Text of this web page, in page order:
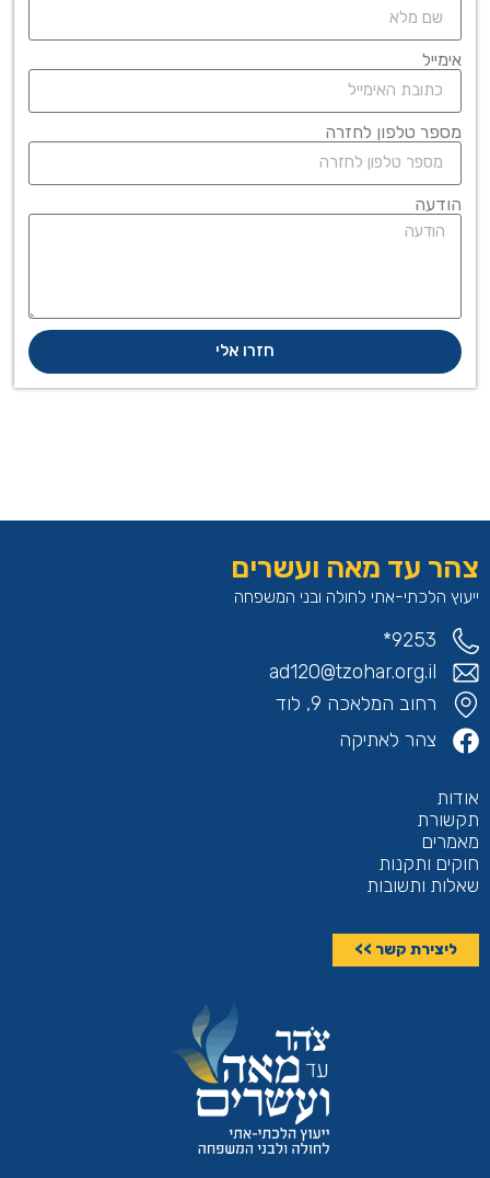
אימייל
מספר טלפון לחזרה
הודעה
חזרו אלי
צהר עד מאה ועשרים
ייעוץ הלכתי-אתי לחולה ובני המשפחה
9253*
ad120@tzohar.org.il
רחוב המלאכה 9, לוד
צהר לאתיקה
אודות
תקשורת
מאמרים
חוקים ותקנות
שאלות ותשובות
ליצירת קשר >>